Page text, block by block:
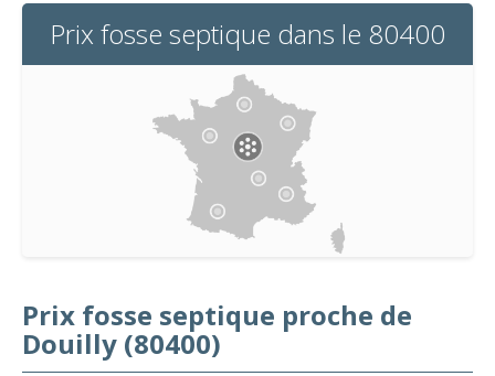
Prix fosse septique dans le 80400
Prix fosse septique proche de
Douilly (80400)